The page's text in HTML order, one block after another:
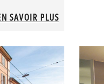
SAVOIR PLUS